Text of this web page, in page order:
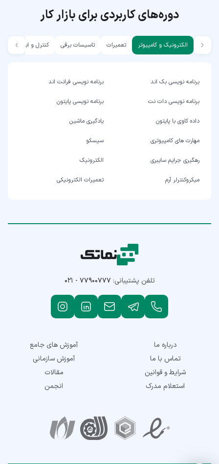
دوره‌های کاربردی برای بازار کار
الکترونیک و کامپیوتر تعمیرات تاسیسات برقی کنترل و ابزار دقیق
برنامه نویسی بک اند برنامه نویسی فرانت اند
برنامه نویسی دات نت برنامه نویسی پایتون
داده کاوی با پایتون یادگیری ماشین
مهارت های کامپیوتری سیسکو
رهگیری جرایم سایبری الکترونیک
میکروکنترلر آرم تعمیرات الکترونیکی
تلفن پشتیبانی: ۰۲۱ - ۷۷۹۰۰۷۷۷
درباره ما
تماس با ما
شرایط و قوانین
استعلام مدرک
آموزش های جامع
آموزش سازمانی
مقالات
انجمن
نمادهای اعتماد